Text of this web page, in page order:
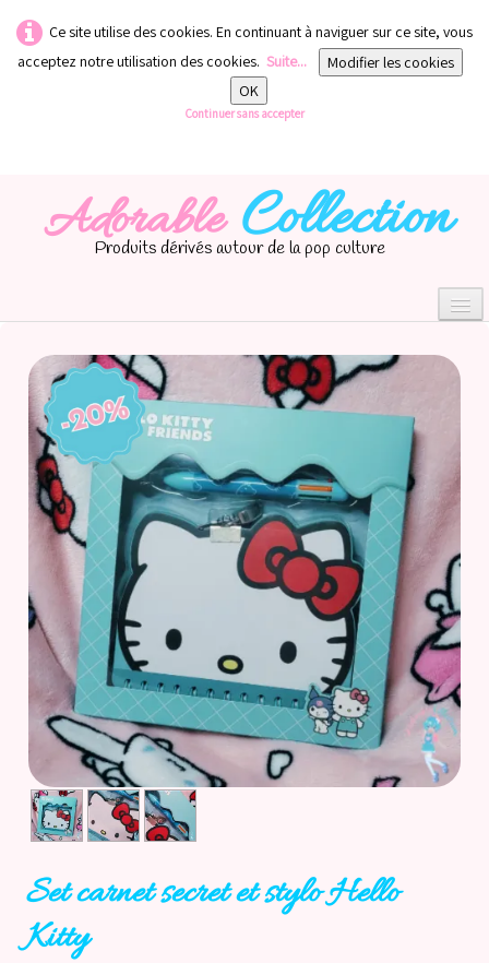
Ce site utilise des cookies. En continuant à naviguer sur ce site, vous
acceptez notre utilisation des cookies. Suite...
Modifier les cookies
OK
Continuer sans accepter
Adorable Collection
Produits dérivés autour de la pop culture
0
Accueil
Catégories
Licences
Informations
Actu
Nos réseaux
Set carnet secret et stylo Hello
Kitty